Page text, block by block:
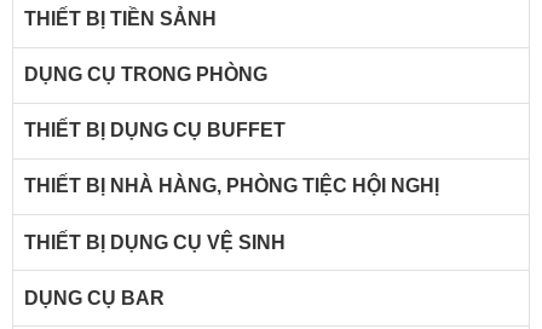
THIẾT BỊ TIỀN SẢNH
DỤNG CỤ TRONG PHÒNG
THIẾT BỊ DỤNG CỤ BUFFET
THIẾT BỊ NHÀ HÀNG, PHÒNG TIỆC HỘI NGHỊ
THIẾT BỊ DỤNG CỤ VỆ SINH
DỤNG CỤ BAR